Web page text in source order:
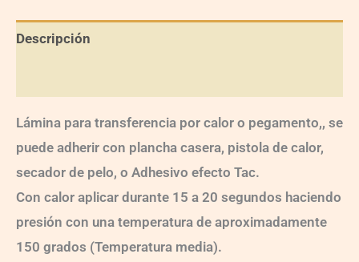
Descripción
Lámina para transferencia por calor o pegamento,, se
puede adherir con plancha casera, pistola de calor,
secador de pelo, o Adhesivo efecto Tac.
Con calor aplicar durante 15 a 20 segundos haciendo
presión con una temperatura de aproximadamente
150 grados (Temperatura media).